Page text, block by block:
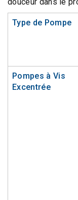
Type de Pompe
Pompes à Vis
Excentrée